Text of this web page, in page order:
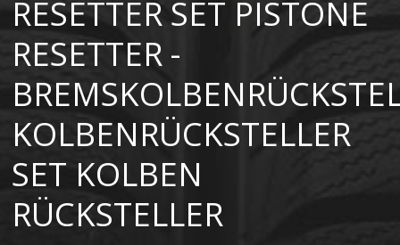
RESETTER SET PISTONE
RESETTER -
KOLBENRÜCKSTELLER
SET KOLBEN
RÜCKSTELLER